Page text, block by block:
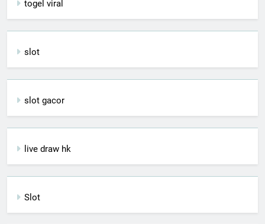
togel viral
slot
slot gacor
live draw hk
Slot